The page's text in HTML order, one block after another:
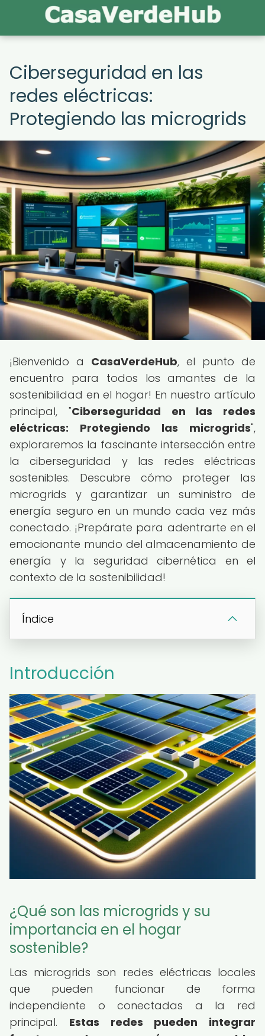
Ciberseguridad en las
redes eléctricas:
Protegiendo las microgrids
¡Bienvenido a CasaVerdeHub, el punto de
encuentro para todos los amantes de la
sostenibilidad en el hogar! En nuestro artículo
principal, "Ciberseguridad en las redes
eléctricas: Protegiendo las microgrids",
exploraremos la fascinante intersección entre
la ciberseguridad y las redes eléctricas
sostenibles. Descubre cómo proteger las
microgrids y garantizar un suministro de
energía seguro en un mundo cada vez más
conectado. ¡Prepárate para adentrarte en el
emocionante mundo del almacenamiento de
energía y la seguridad cibernética en el
contexto de la sostenibilidad!
Índice
Introducción
¿Qué son las microgrids y su
importancia en el hogar
sostenible?
Las microgrids son redes eléctricas locales
que pueden funcionar de forma
independiente o conectadas a la red
principal. Estas redes pueden integrar